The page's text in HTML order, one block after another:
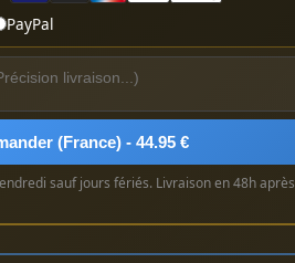
PayPal
(France) - 44.95 €
sauf jours fériés. Livraison en 48h après